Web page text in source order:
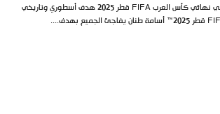
هدف أسطوري وتاريخي في نهائي كأس العرب FIFA قطر 2025 هدف أسطوري وتاريخي